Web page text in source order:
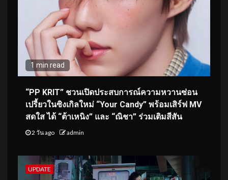
1 min read
“PP KRIT” ชวนเปิดประสบการณ์ความหวานซ่อน
เปรี้ยวในซิงเกิลใหม่ “Your Candy” พร้อมเสิร์ฟ MV
สดใส ได้ “ต้าเหนิง” และ “ณิชา” ร่วมเติมสีสัน
2 วัน ago admin
UPDATE